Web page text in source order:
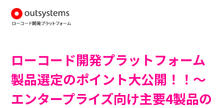
ローコード開発プラットフォーム
製品選定のポイント大公開！！～
エンタープライズ向け主要4製品の